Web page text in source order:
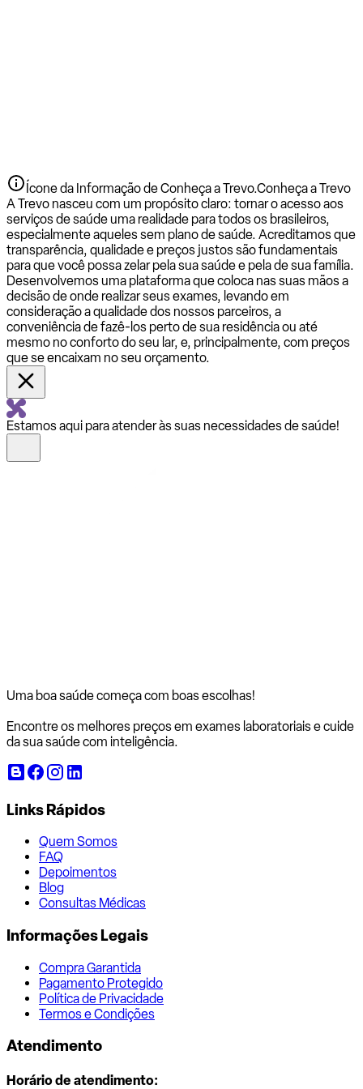
Ícone da Informação de Conheça a Trevo.Conheça a Trevo
A Trevo nasceu com um propósito claro: tornar o acesso aos
serviços de saúde uma realidade para todos os brasileiros,
especialmente aqueles sem plano de saúde. Acreditamos que
transparência, qualidade e preços justos são fundamentais
para que você possa zelar pela sua saúde e pela de sua família.
Desenvolvemos uma plataforma que coloca nas suas mãos a
decisão de onde realizar seus exames, levando em
consideração a qualidade dos nossos parceiros, a
conveniência de fazê-los perto de sua residência ou até
mesmo no conforto do seu lar, e, principalmente, com preços
que se encaixam no seu orçamento.
Estamos aqui para atender às suas necessidades de saúde!
Uma boa saúde começa com boas escolhas!
Encontre os melhores preços em exames laboratoriais e cuide
da sua saúde com inteligência.
Links Rápidos
Quem Somos
FAQ
Depoimentos
Blog
Consultas Médicas
Informações Legais
Compra Garantida
Pagamento Protegido
Política de Privacidade
Termos e Condições
Atendimento
Horário de atendimento: